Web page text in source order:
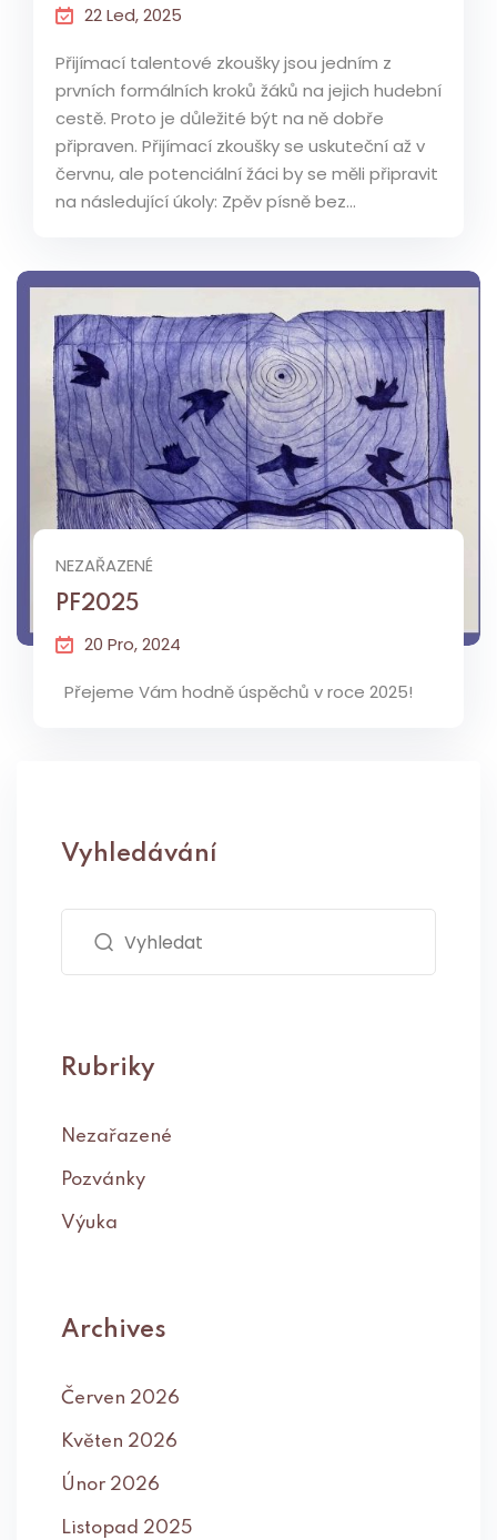
22 Led, 2025
Přijímací talentové zkoušky jsou jedním z
prvních formálních kroků žáků na jejich hudební
cestě. Proto je důležité být na ně dobře
připraven. Přijímací zkoušky se uskuteční až v
červnu, ale potenciální žáci by se měli připravit
na následující úkoly: Zpěv písně bez...
NEZAŘAZENÉ
PF2025
20 Pro, 2024
Přejeme Vám hodně úspěchů v roce 2025!
Vyhledávání
Rubriky
Nezařazené
Pozvánky
Výuka
Archives
Červen 2026
Květen 2026
Únor 2026
Listopad 2025